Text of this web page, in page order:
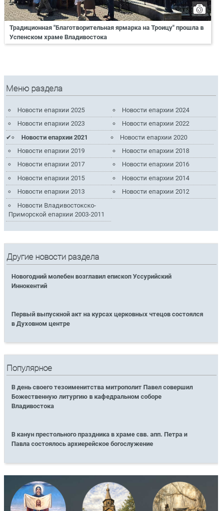
Традиционная "Благотворительная ярмарка на Троицу" прошла в
Успенском храме Владивостока
Меню раздела
Новости епархии 2025
Новости епархии 2024
Новости епархии 2023
Новости епархии 2022
Новости епархии 2021
Новости епархии 2020
Новости епархии 2019
Новости епархии 2018
Новости епархии 2017
Новости епархии 2016
Новости епархии 2015
Новости епархии 2014
Новости епархии 2013
Новости епархии 2012
Новости Владивостокско-
Приморской епархии 2003-2011
Другие новости раздела
Новогодний молебен возглавил епископ Уссурийский
Иннокентий
Первый выпускной акт на курсах церковных чтецов состоялся
в Духовном центре
Популярное
В день своего тезоименитства митрополит Павел совершил
Божественную литургию в кафедральном соборе
Владивостока
В канун престольного праздника в храме свв. апп. Петра и
Павла состоялось архиерейское богослужение